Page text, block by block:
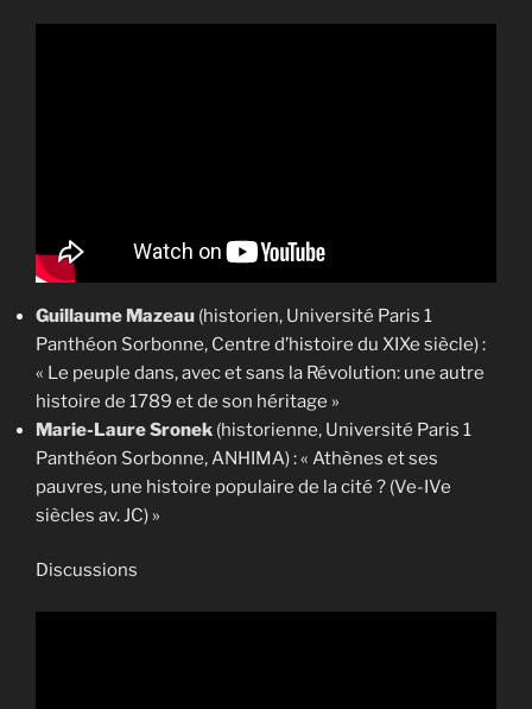
Guillaume Mazeau (historien, Université Paris 1
Panthéon Sorbonne, Centre d’histoire du XIXe siècle) :
« Le peuple dans, avec et sans la Révolution: une autre
histoire de 1789 et de son héritage »
Marie-Laure Sronek (historienne, Université Paris 1
Panthéon Sorbonne, ANHIMA) : « Athènes et ses
pauvres, une histoire populaire de la cité ? (Ve-IVe
siècles av. JC) »
Discussions